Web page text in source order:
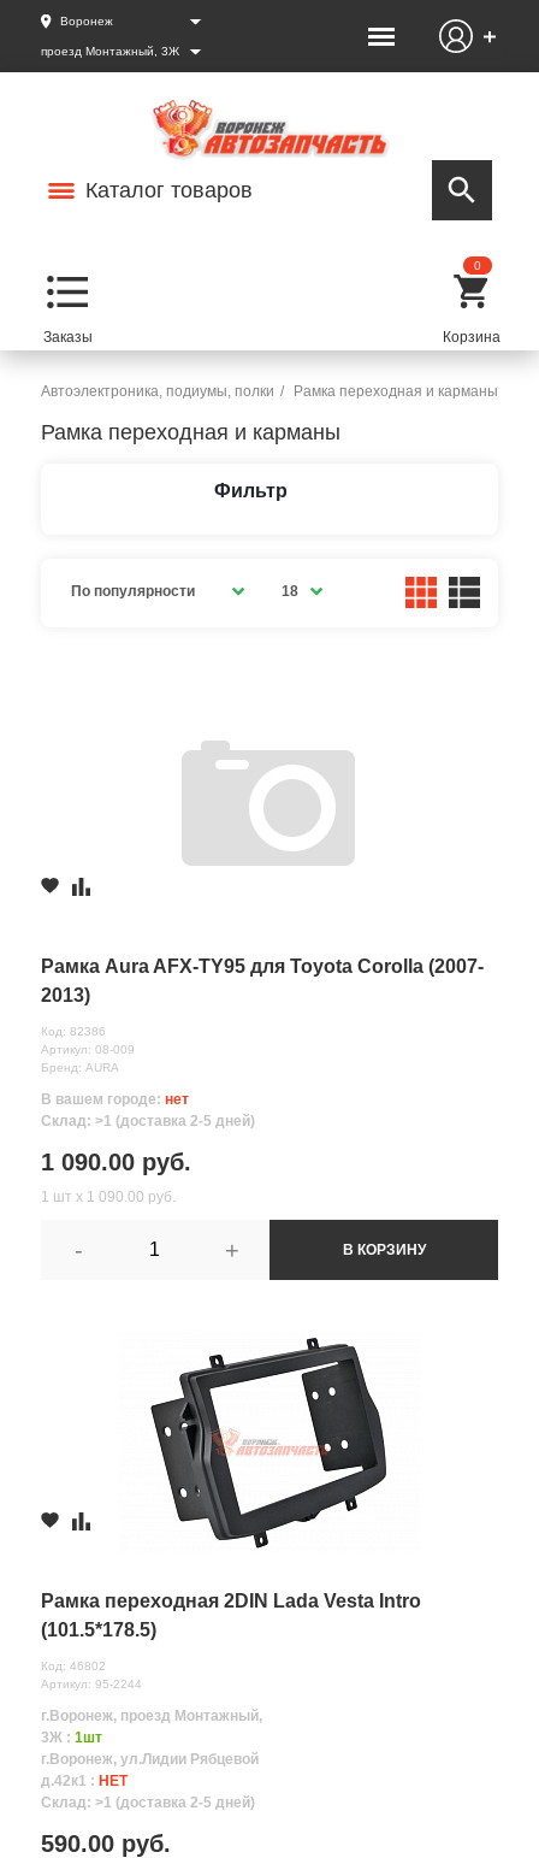
Воронеж
проезд Монтажный, 3Ж
Каталог товаров
0
Автоэлектроника, подиумы, полки Рамка переходная и карманы
Рамка переходная и карманы
Фильтр
По популярности 18
Рамка Aura AFX-TY95 для Toyota Corolla (2007-
2013)
Код: 82386
Артикул: 08-009
Бренд: AURA
В вашем городе: нет
Склад: >1 (доставка 2-5 дней)
1 090.00 руб.
1 шт х 1 090.00 руб.
- + В КОРЗИНУ
Рамка переходная 2DIN Lada Vesta Intro
(101.5*178.5)
Код: 46802
Артикул: 95-2244
г.Воронеж, проезд Монтажный,
3Ж : 1шт
г.Воронеж, ул.Лидии Рябцевой
д.42к1 : НЕТ
Склад: >1 (доставка 2-5 дней)
590.00 руб.